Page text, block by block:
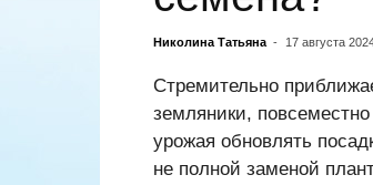
Николина Татьяна - 17 августа
Стремительно
земляники,
урожая обновлять
не полной заменой